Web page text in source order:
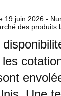
19 juin 2026 -
des produits